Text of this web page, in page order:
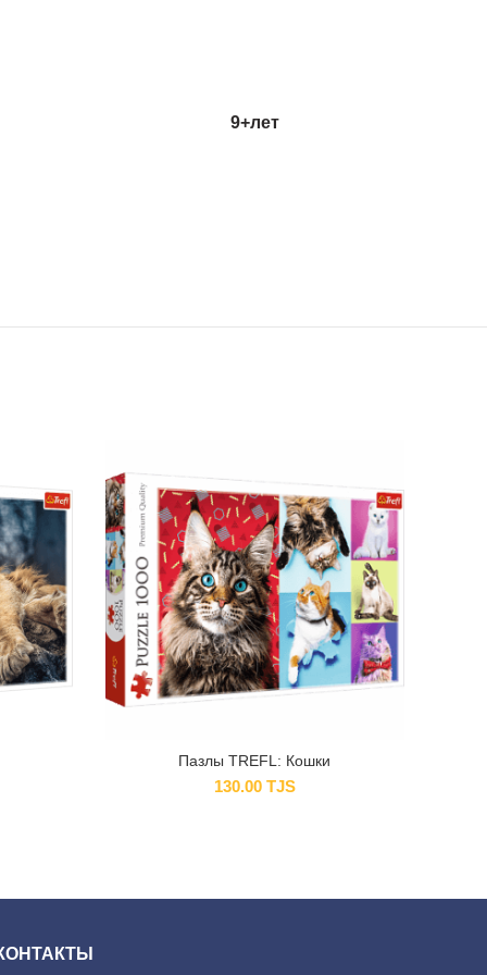
9+лет
Пазлы TREFL: Кошки
130.00 TJS